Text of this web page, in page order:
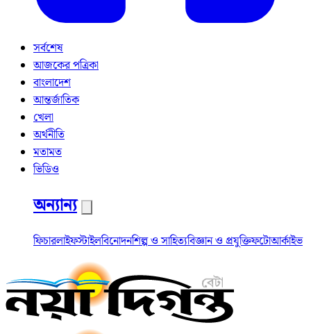
সর্বশেষ
আজকের পত্রিকা
বাংলাদেশ
আন্তর্জাতিক
খেলা
অর্থনীতি
মতামত
ভিডিও
অন্যান্য
ফিচারলাইফস্টাইলবিনোদনশিল্প ও সাহিত্যবিজ্ঞান ও প্রযুক্তিফটোআর্কাইভ